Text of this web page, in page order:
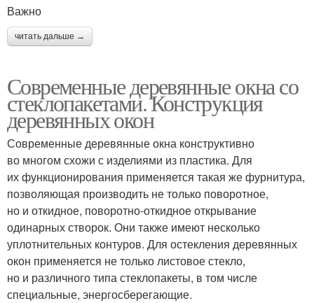
Важно
читать дальше →
Современные деревянные окна со
стеклопакетами. Конструкция
деревянных окон
Современные деревянные окна конструктивно
во многом схожи с изделиями из пластика. Для
их функционирования применяется такая же фурнитура,
позволяющая производить не только поворотное,
но и откидное, поворотно-откидное открывание
одинарных створок. Они также имеют несколько
уплотнительных контуров. Для остекления деревянных
окон применяется не только листовое стекло,
но и различного типа стеклопакеты, в том числе
специальные, энергосберегающие.